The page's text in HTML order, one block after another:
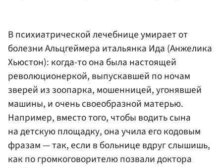
В психиатрической лечебнице умирает от
болезни Альцгеймера итальянка Ида (Анжелика
Хьюстон): когда-то она была настоящей
революционеркой, выпускавшей по ночам
зверей из зоопарка, мошенницей, угонявшей
машины, и очень своеобразной матерью.
Например, вместо того, чтобы водить сына
на детскую площадку, она учила его кодовым
фразам — так, если в больнице вдруг слышишь,
как по громкоговорителю позвали доктора